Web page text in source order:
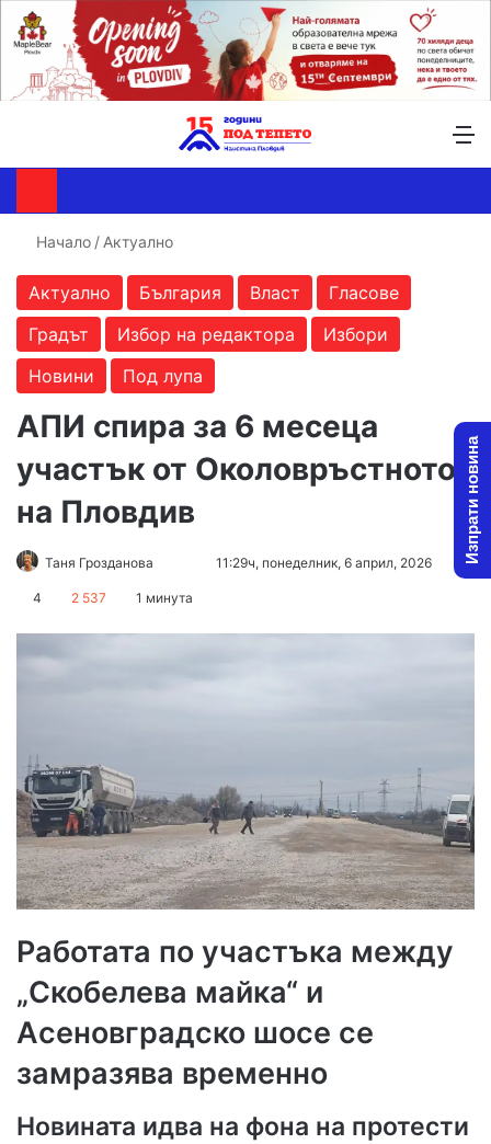
Начало / Актуално
Актуално България Власт
Гласове
Градът
Избор на редактора
Избори
Новини
Под лупа
АПИ спира за 6 месеца
участък от Околовръстното
на Пловдив
Таня Грозданова
Send11:29ч, понеделник, 6 април, 2026
4 2 537 1 минута
Работата по участъка между
„Скобелева майка“ и
Асеновградско шосе се
замразява временно
Новината идва на фона на протести
Изпрати новина